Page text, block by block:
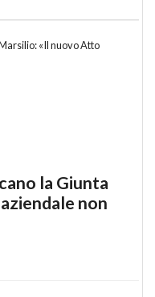
la Giunta
non